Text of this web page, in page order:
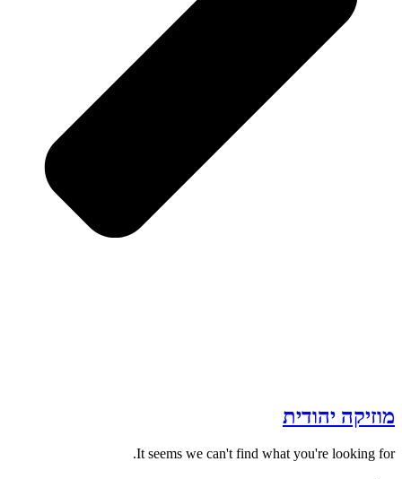
מוזיקה יהודית
It seems we can't find what you're looking for.